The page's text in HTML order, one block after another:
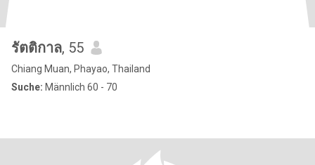
รัตติกาล, 55
Chiang Muan, Phayao, Thailand
Suche: Männlich 60 - 70